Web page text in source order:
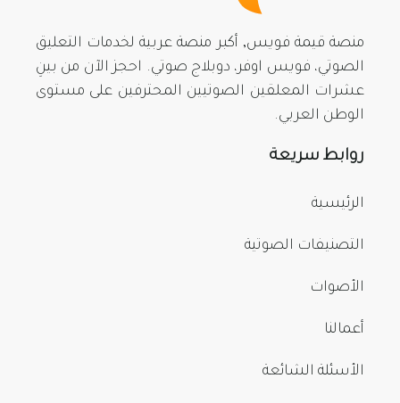
منصة قيمة فويس, أكبر منصة عربية لخدمات التعليق
الصوتي، فويس اوفر، دوبلاج صوتي. احجز الآن من بينِ
عشرات المعلقين الصوتيين المحترفين على مستوى
الوطن العربي.
روابط سريعة
الرئيسية
التصنيفات الصوتية
الأصوات
أعمالنا
الأسئلة الشائعة